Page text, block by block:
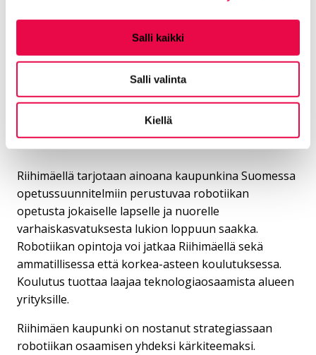
Salli kaikki
Salli valinta
Kiellä
projektin alkuvaiheessa kuukausittain, ja opetuksen
pääpaino on digilaitteiden käytössä sekä
luonnontieteissä. Myöhemmin opetuksessa
Riihimäki on Suomen
robotiikan pääkaupunki
Riihimäellä tarjotaan ainoana kaupunkina Suomessa
opetussuunnitelmiin perustuvaa robotiikan
opetusta jokaiselle lapselle ja nuorelle
varhaiskasvatuksesta lukion loppuun saakka.
Robotiikan opintoja voi jatkaa Riihimäellä sekä
ammatillisessa että korkea-asteen koulutuksessa.
Koulutus tuottaa laajaa teknologiaosaamista alueen
yrityksille.
Riihimäen kaupunki on nostanut strategiassaan
robotiikan osaamisen yhdeksi kärkiteemaksi.